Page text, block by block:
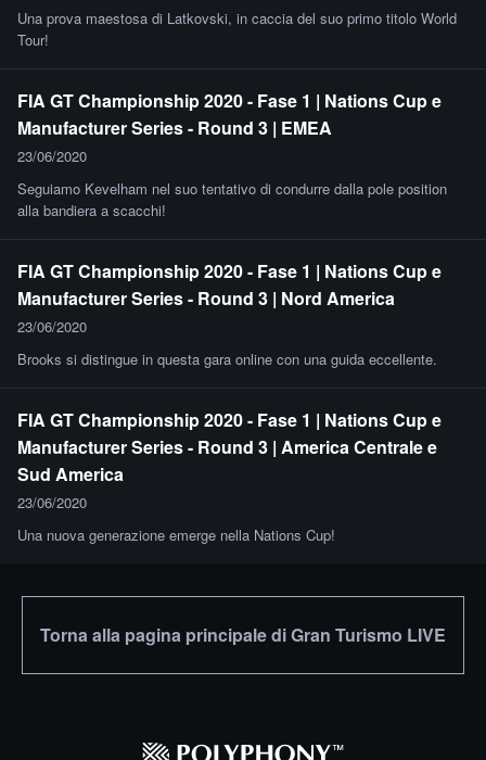
Una prova maestosa di Latkovski, in caccia del suo primo titolo World
Tour!
FIA GT Championship 2020 - Fase 1 | Nations Cup e
Manufacturer Series - Round 3 | EMEA
23/06/2020
Seguiamo Kevelham nel suo tentativo di condurre dalla pole position
alla bandiera a scacchi!
FIA GT Championship 2020 - Fase 1 | Nations Cup e
Manufacturer Series - Round 3 | Nord America
23/06/2020
Brooks si distingue in questa gara online con una guida eccellente.
FIA GT Championship 2020 - Fase 1 | Nations Cup e
Manufacturer Series - Round 3 | America Centrale e
Sud America
23/06/2020
Una nuova generazione emerge nella Nations Cup!
Torna alla pagina principale di Gran Turismo LIVE